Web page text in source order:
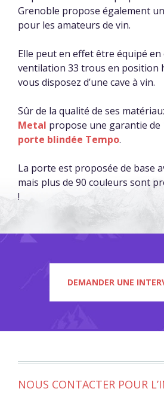
Grenoble propose également
pour les amateurs de vin.
Elle peut en effet être équipé en
ventilation 33 trous en position
vous disposez d’une cave à vin.
Sûr de la qualité de ses
Metal propose une garantie de
porte blindée Tempo.
La porte est proposée de base
mais plus de 90 couleurs sont
!
DEMANDER UNE
NOUS CONTACTER POUR